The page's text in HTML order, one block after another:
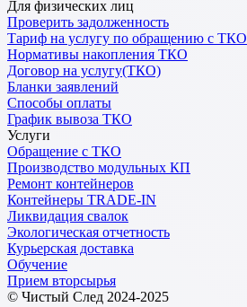
Для физических лиц
Проверить задолженность
Тариф на услугу по обращению с ТКО
Нормативы накопления ТКО
Договор на услугу(ТКО)
Бланки заявлений
Способы оплаты
График вывоза ТКО
Услуги
Обращение с ТКО
Производство модульных КП
Ремонт контейнеров
Контейнеры TRADE-IN
Ликвидация свалок
Экологическая отчетность
Курьерская доставка
Обучение
Прием вторсырья
© Чистый След 2024-2025